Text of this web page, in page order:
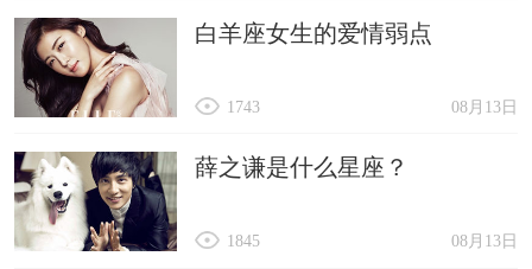
白羊座女生的爱情弱点
08月13日
1743
薛之谦是什么星座？
08月13日
1845